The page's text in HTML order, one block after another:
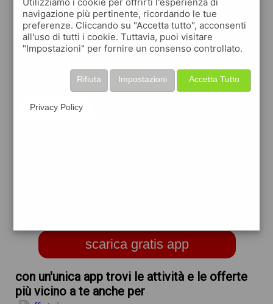
scarica gratis app
con un'unica app trovi le attività e le offerte
più vicino a te anche per
navigazione più pertinente, ricordando le tue
preferenze. Cliccando su "Accetta tutto", acconsenti
all'uso di tutti i cookie. Tuttavia, puoi visitare
"Impostazioni" per fornire un consenso controllato.
Accetta Tutto
Impostazioni
Rifiuta
Privacy Policy